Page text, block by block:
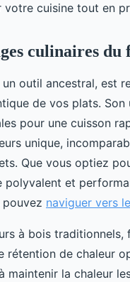
votre cuisine tout en
culinaires du
outil ancestral, est
de vos plats.
pour une cuisson
unique,
Que vous optiez
polyvalent et
pouvez naviguer vers
à bois
rétention de chaleur
maintenir la chaleur